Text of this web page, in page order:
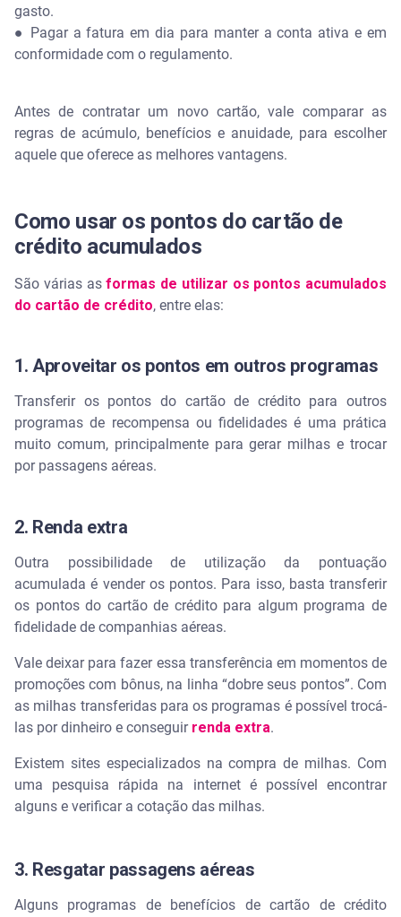
gasto.
● Pagar a fatura em dia para manter a conta ativa e em
conformidade com o regulamento.
Antes de contratar um novo cartão, vale comparar as
regras de acúmulo, benefícios e anuidade, para escolher
aquele que oferece as melhores vantagens.
Como usar os pontos do cartão de
crédito acumulados
São várias asformas de utilizar os pontos acumulados
do cartão de crédito, entre elas:
1. Aproveitar os pontos em outros programas
Transferir os pontos do cartão de crédito para outros
programas de recompensa ou fidelidades é uma prática
muito comum, principalmente para gerar milhas e trocar
por passagens aéreas.
2. Renda extra
Outra possibilidade de utilização da pontuação
acumulada é vender os pontos. Para isso, basta transferir
os pontos do cartão de crédito para algum programa de
fidelidade de companhias aéreas.
Vale deixar para fazer essa transferência em momentos de
promoções com bônus, na linha “dobre seus pontos”. Com
as milhas transferidas para os programas é possível trocá-
las por dinheiro e conseguir renda extra.
Existem sites especializados na compra de milhas. Com
uma pesquisa rápida na internet é possível encontrar
alguns e verificar a cotação das milhas.
3. Resgatar passagens aéreas
Alguns programas de benefícios de cartão de crédito